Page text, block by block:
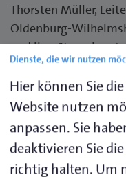
Thorsten Müller,
Oldenburg-
und ihre
Antragsunterlagen
Kurzarbeitergeldes
Monatsende
Kolleginnen und
bearbeiten und den
im Sinn der
Dienste, die wir nutzen
Hier können Sie
Website nutzen
anpassen. Sie
deaktivieren Sie
richtig halten. Um